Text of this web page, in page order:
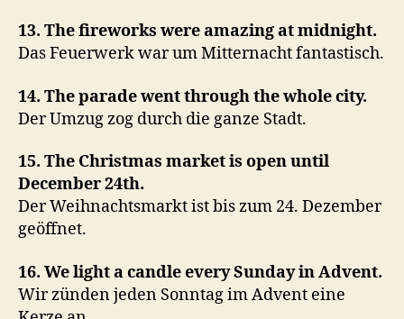
13. The fireworks were amazing at midnight.
Das Feuerwerk war um Mitternacht fantastisch.
14. The parade went through the whole city.
Der Umzug zog durch die ganze Stadt.
15. The Christmas market is open until
December 24th.
Der Weihnachtsmarkt ist bis zum 24. Dezember
geöffnet.
16. We light a candle every Sunday in Advent.
Wir zünden jeden Sonntag im Advent eine